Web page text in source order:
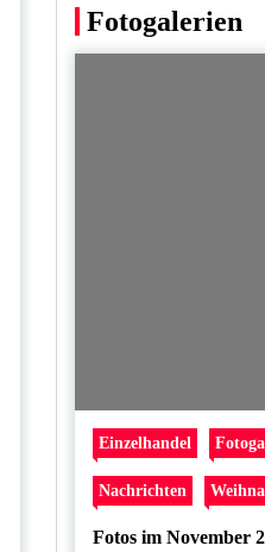
Fotogalerien
Einzelhandel
Nachrichten
Fotos im November